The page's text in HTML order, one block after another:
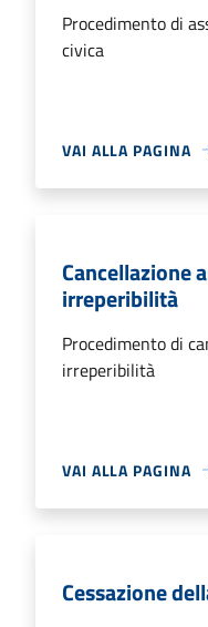
Procedimento di
civica
VAI ALLA PAGINA
Cancellazione
irreperibilità
Procedimento di
irreperibilità
VAI ALLA PAGINA
Cessazione